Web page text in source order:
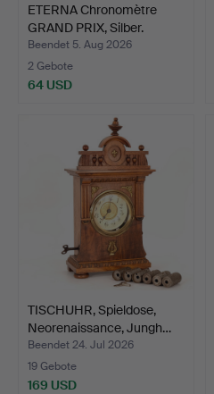
ETERNA Chronomètre
GRAND PRIX, Silber.
Beendet 5. Aug 2026
2 Gebote
64 USD
TISCHUHR, Spieldose,
Neorenaissance, Jungh…
Beendet 24. Jul 2026
19 Gebote
169 USD